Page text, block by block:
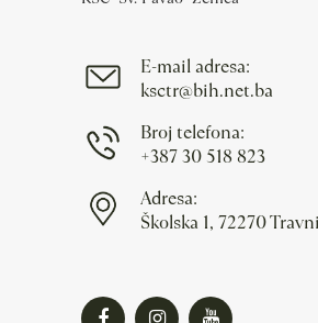
E-mail adresa:
ksctr@bih.net.ba
Broj telefona:
+387 30 518 823
Adresa:
Školska 1, 72270